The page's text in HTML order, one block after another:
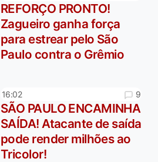
REFORÇO PRONTO!
Zagueiro ganha força
para estrear pelo São
Paulo contra o Grêmio
16:02 9
SÃO PAULO ENCAMINHA
SAÍDA! Atacante de saída
pode render milhões ao
Tricolor!